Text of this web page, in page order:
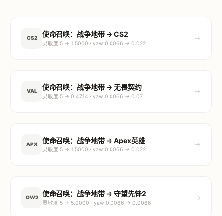
CS2 使命召唤：战争地带 → CS2
灵敏度 5 → 1.5000 · yaw 0.0066 → 0.022
→
VAL 使命召唤：战争地带 → 无畏契约
灵敏度 5 → 0.4714 · yaw 0.0066 → 0.07
→
APX 使命召唤：战争地带 → Apex英雄
灵敏度 5 → 1.5000 · yaw 0.0066 → 0.022
→
OW2 使命召唤：战争地带 → 守望先锋2
灵敏度 5 → 5.0000 · yaw 0.0066 → 0.0066
→